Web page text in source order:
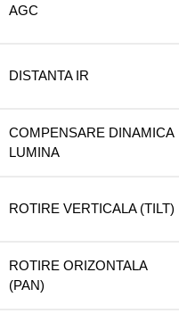
AGC
DISTANTA IR
COMPENSARE DINAMICA
LUMINA
ROTIRE VERTICALA (TILT)
ROTIRE ORIZONTALA
(PAN)